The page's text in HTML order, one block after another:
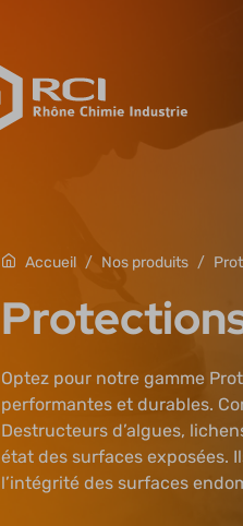
Accueil Nos produits
Optez pour notre gamme
performantes et durables.
Destructeurs d’algues,
état des surfaces exposées.
l’intégrité des surfaces